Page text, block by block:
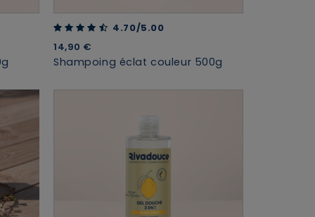
4.70 out of 5 Customer Rating
4.70/5.00
14,90 €
Shampoing éclat couleur 500g